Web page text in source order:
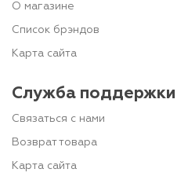
О магазине
Список брэндов
Карта сайта
Служба поддержки
Связаться с нами
Возврат товара
Карта сайта